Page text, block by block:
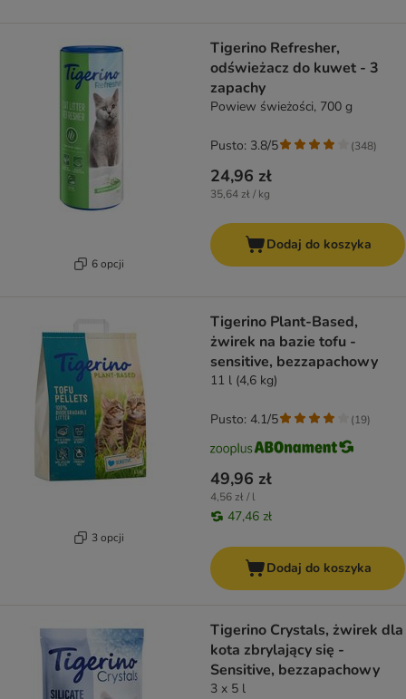
6 opcji
Tigerino Refresher,
odświeżacz do kuwet - 3
zapachy
Powiew świeżości, 700 g
24,96 zł
35,64 zł / kg
Pusto: 3.8/5 (348)
Dodaj do koszyka
3 opcji
Tigerino Plant-Based,
żwirek na bazie tofu -
sensitive, bezzapachowy
11 l (4,6 kg)
49,96 zł
4,56 zł / l
47,46 zł
Pusto: 4.1/5 (19)
Dodaj do koszyka
Tigerino Crystals, żwirek dla
kota zbrylający się -
Sensitive, bezzapachowy
3 x 5 l